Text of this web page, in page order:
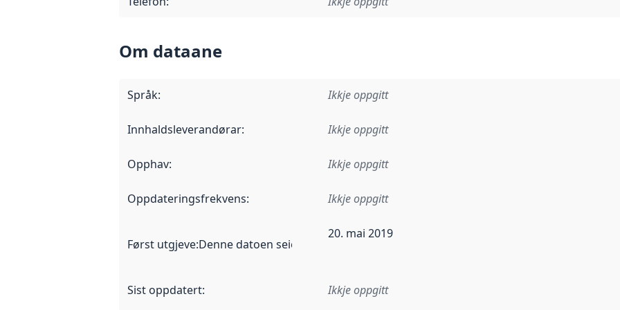
Om dataane
Språk: Ikkje oppgitt
Innhaldsleverandørar: Ikkje oppgitt
Opphav: Ikkje oppgitt
Oppdateringsfrekvens: Ikkje oppgitt
Først utgjeve:Denne datoen seier når dataa i dette datasettet først blei utgitt. Det kan ha
20. mai 2019
Sist oppdatert: Ikkje oppgitt